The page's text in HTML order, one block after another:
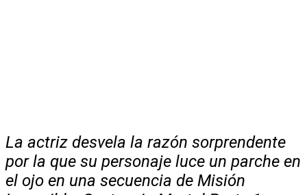
La actriz desvela la razón sorprendente
por la que su personaje luce un parche en
el ojo en una secuencia de Misión